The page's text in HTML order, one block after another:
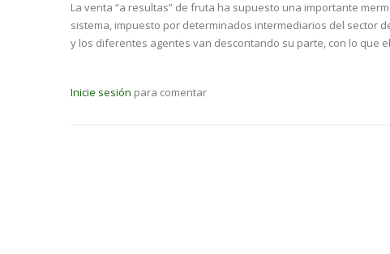
La venta “a resultas” de fruta ha supuesto una importante
sistema, impuesto por determinados intermediarios del sector
y los diferentes agentes van descontando su parte, con lo que
Inicie sesión para comentar